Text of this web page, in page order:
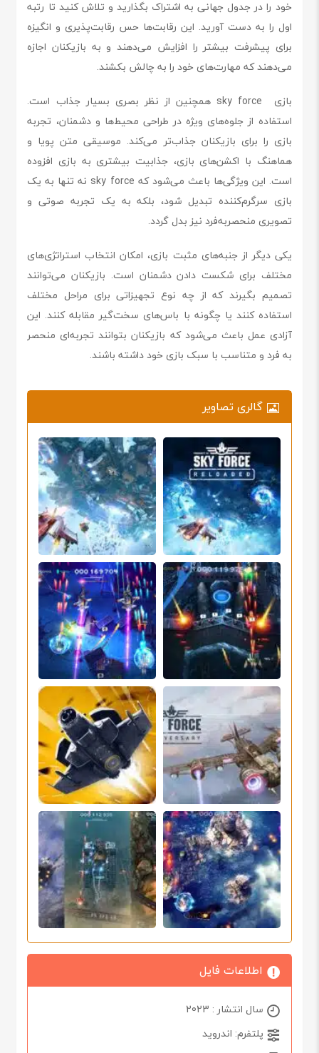
خود را در جدول جهانی به اشتراک بگذارید و تلاش کنید تا رتبه
اول را به دست آورید. این رقابت‌ها حس رقابت‌پذیری و انگیزه
برای پیشرفت بیشتر را افزایش می‌دهند و به بازیکنان اجازه
می‌دهند که مهارت‌های خود را به چالش بکشند.
بازی sky force همچنین از نظر بصری بسیار جذاب است.
استفاده از جلوه‌های ویژه در طراحی محیط‌ها و دشمنان، تجربه
بازی را برای بازیکنان جذاب‌تر می‌کند. موسیقی متن پویا و
هماهنگ با اکشن‌های بازی، جذابیت بیشتری به بازی افزوده
است. این ویژگی‌ها باعث می‌شود که sky force نه تنها به یک
بازی سرگرم‌کننده تبدیل شود، بلکه به یک تجربه صوتی و
تصویری منحصربه‌فرد نیز بدل گردد.
یکی دیگر از جنبه‌های مثبت بازی، امکان انتخاب استراتژی‌های
مختلف برای شکست دادن دشمنان است. بازیکنان می‌توانند
تصمیم بگیرند که از چه نوع تجهیزاتی برای مراحل مختلف
استفاده کنند یا چگونه با باس‌های سخت‌گیر مقابله کنند. این
آزادی عمل باعث می‌شود که بازیکنان بتوانند تجربه‌ای منحصر
به فرد و متناسب با سبک بازی خود داشته باشند.
گالری تصاویر
اطلاعات فایل
سال انتشار : 2023
پلتفرم: اندروید